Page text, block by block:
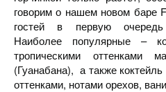
говорим о нашем новом баре
гостей в первую очередь
Наиболее популярные –
тропическими оттенками
(Гуанабана), а также
оттенками, нотами орехов,